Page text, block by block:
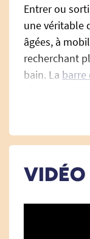
Entrer ou
une véritable
âgées, à
recherchant
bain. La barre
apportant un
VIDÉO